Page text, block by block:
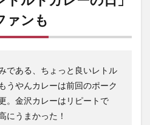
ァンも
である、ちょっと良いレトル
うやんカレーは前回のポーク
。金沢カレーはリピートで
にうまかった！